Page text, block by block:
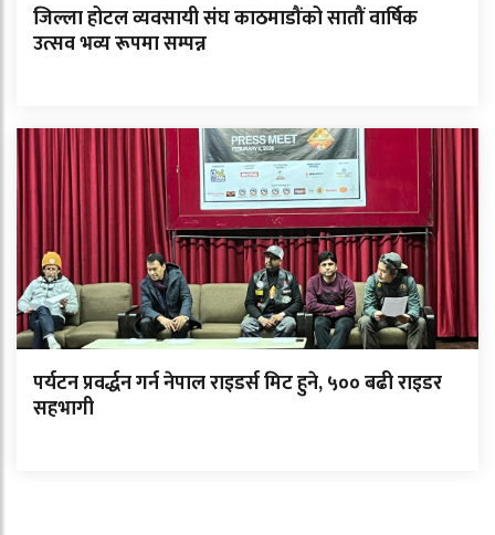
जिल्ला होटल व्यवसायी संघ काठमाडौंको सातौं वार्षिक
उत्सव भव्य रूपमा सम्पन्न
पर्यटन प्रवर्द्धन गर्न नेपाल राइडर्स मिट हुने, ५०० बढी राइडर
सहभागी